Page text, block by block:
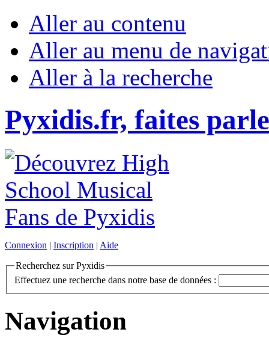
Aller au contenu
Aller au menu de
Aller à la recherche
Pyxidis.fr, faites
Connexion | Inscription | Aide
Recherchez sur Pyxidis
Effectuez une recherche dans notre base de données :
Navigation